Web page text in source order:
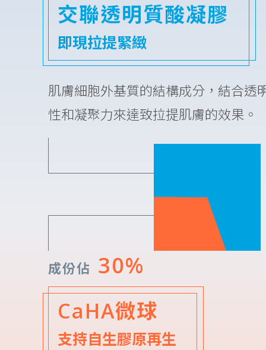
交聯透明質酸凝膠
即現拉提緊緻
肌膚細胞外基質的結構成分，結合透
性和凝聚力來達致拉提肌膚的效果。
成份佔 30%
CaHA微球
支持自生膠原再生